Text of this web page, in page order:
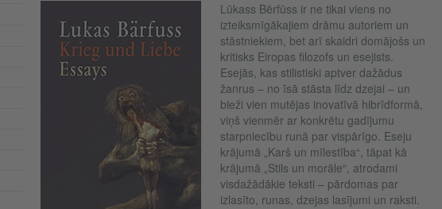
Lūkass Bērfūss ir ne tikai viens no
izteiksmīgākajiem drāmu autoriem un
stāstniekiem, bet arī skaidri domājošs un
kritisks Eiropas filozofs un esejists.
Esejās, kas stilistiski aptver dažādus
žanrus – no īsā stāsta līdz dzejai – un
bieži vien mutējas inovatīvā hibrīdformā,
viņš vienmēr ar konkrētu gadījumu
starpniecību runā par vispārīgo. Eseju
krājumā „Karš un mīlestība“, tāpat kā
krājumā „Stils un morāle“, atrodami
visdažādākie teksti – pārdomas par
izlasīto, runas, dzejas lasījumi un raksti.